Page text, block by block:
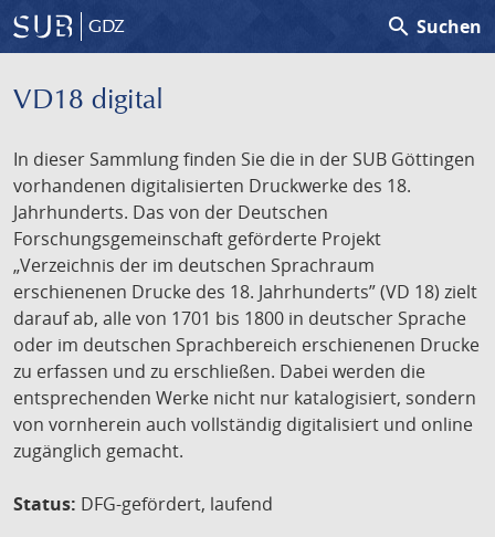
GDZ search Suchen
VD18 digital
In dieser Sammlung finden Sie die in der SUB Göttingen
vorhandenen digitalisierten Druckwerke des 18.
Jahrhunderts. Das von der Deutschen
Forschungsgemeinschaft geförderte Projekt
„Verzeichnis der im deutschen Sprachraum
erschienenen Drucke des 18. Jahrhunderts” (VD 18) zielt
darauf ab, alle von 1701 bis 1800 in deutscher Sprache
oder im deutschen Sprachbereich erschienenen Drucke
zu erfassen und zu erschließen. Dabei werden die
entsprechenden Werke nicht nur katalogisiert, sondern
von vornherein auch vollständig digitalisiert und online
zugänglich gemacht.
Status: DFG-gefördert, laufend